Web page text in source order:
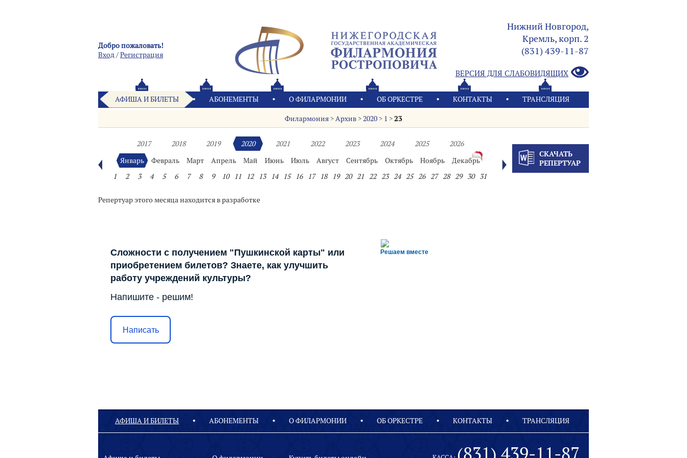
Добро пожаловать!
Вход/Pегистрация
Нижний Новгород,
Кремль, корп. 2
(831) 439-11-87
ВЕРСИЯ ДЛЯ СЛАБОВИДЯЩИХ
АФИША И БИЛЕТЫ АБОНЕМЕНТЫ О ФИЛАРМОНИИ OБ ОРКЕСТРЕ КОНТАКТЫ ТРАНСЛЯЦИЯ
Филармония >Архив >2020 > 1 >23
2017 2018 2019 2020 2021 2022 2023 2024 2025
2026
Январь
Февраль Март Апрель Май Июнь Июль Август Сентябрь Октябрь Ноябрь
Декабрь
1
2 3 4 5 6 7 8 9 10 11 12 13 14 15 16 17 18 19 20 21 22 23 24 25 26 27 28 29 30 31
СКАЧАТЬ
РЕПЕРТУАР
Репертуар этого месяца находится в разработке
Решаем вместе
Сложности с получением "Пушкинской карты" или
приобретением билетов? Знаете, как улучшить
работу учреждений культуры?
Напишите - решим!
Написать
АФИША И БИЛЕТЫ АБОНЕМЕНТЫ О ФИЛАРМОНИИ OБ ОРКЕСТРЕ КОНТАКТЫ ТРАНСЛЯЦИЯ